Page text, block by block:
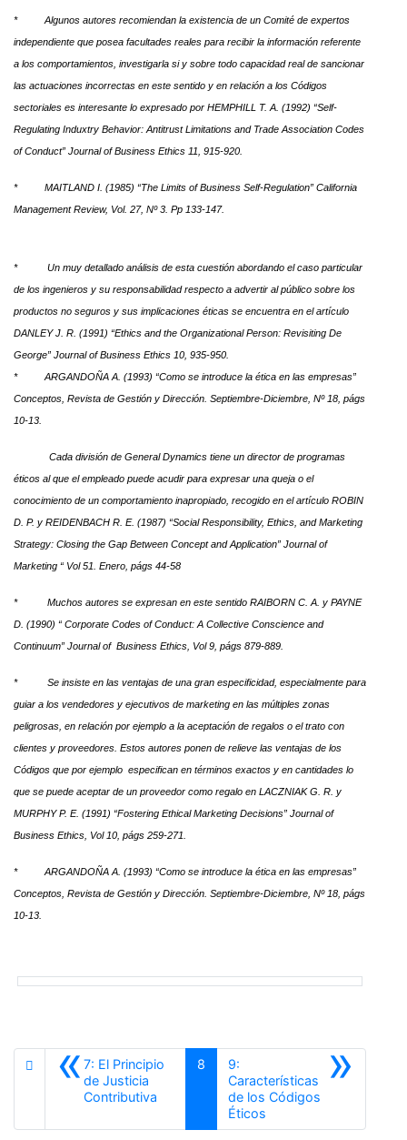
* Algunos autores recomiendan la existencia de un Comité de expertos
independiente que posea facultades reales para recibir la información referente
a los comportamientos, investigarla si y sobre todo capacidad real de sancionar
las actuaciones incorrectas en este sentido y en relación a los Códigos
sectoriales es interesante lo expresado por HEMPHILL T. A. (1992) “Self-
Regulating Induxtry Behavior: Antitrust Limitations and Trade Association Codes
of Conduct” Journal of Business Ethics 11, 915-920.
* MAITLAND I. (1985) “The Limits of Business Self-Regulation” California
Management Review, Vol. 27, Nº 3. Pp 133-147.
* Un muy detallado análisis de esta cuestión abordando el caso particular
de los ingenieros y su responsabilidad respecto a advertir al público sobre los
productos no seguros y sus implicaciones éticas se encuentra en el artículo
DANLEY J. R. (1991) “Ethics and the Organizational Person: Revisiting De
George” Journal of Business Ethics 10, 935-950.
* ARGANDOÑA A. (1993) “Como se introduce la ética en las empresas”
Conceptos, Revista de Gestión y Dirección. Septiembre-Diciembre, Nº 18, págs
10-13.
Cada división de General Dynamics tiene un director de programas
éticos al que el empleado puede acudir para expresar una queja o el
conocimiento de un comportamiento inapropiado, recogido en el artículo ROBIN
D. P. y REIDENBACH R. E. (1987) “Social Responsibility, Ethics, and Marketing
Strategy: Closing the Gap Between Concept and Application” Journal of
Marketing “ Vol 51. Enero, págs 44-58
* Muchos autores se expresan en este sentido RAIBORN C. A. y PAYNE
D. (1990) “ Corporate Codes of Conduct: A Collective Conscience and
Continuum” Journal of Business Ethics, Vol 9, págs 879-889.
* Se insiste en las ventajas de una gran especificidad, especialmente para
guiar a los vendedores y ejecutivos de marketing en las múltiples zonas
peligrosas, en relación por ejemplo a la aceptación de regalos o el trato con
clientes y proveedores. Estos autores ponen de relieve las ventajas de los
Códigos que por ejemplo especifican en términos exactos y en cantidades lo
que se puede aceptar de un proveedor como regalo en LACZNIAK G. R. y
MURPHY P. E. (1991) “Fostering Ethical Marketing Decisions” Journal of
Business Ethics, Vol 10, págs 259-271.
* ARGANDOÑA A. (1993) “Como se introduce la ética en las empresas”
Conceptos, Revista de Gestión y Dirección. Septiembre-Diciembre, Nº 18, págs
10-13.
«7: El Principio
de Justicia
Contributiva
8 »
9:
Características
de los Códigos
ÉticosSiguiente